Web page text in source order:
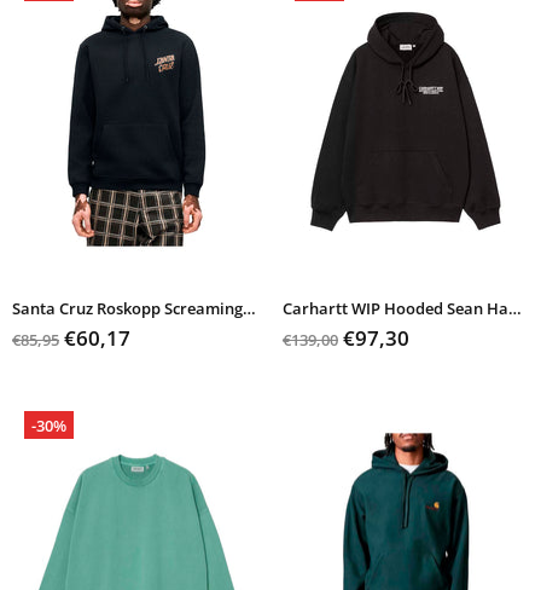
Santa Cruz Roskopp Screaming Five
€85,95 €60,17
Carhartt WIP Hooded Sean Hamilton Sweat
€139,00 €97,30
-30%